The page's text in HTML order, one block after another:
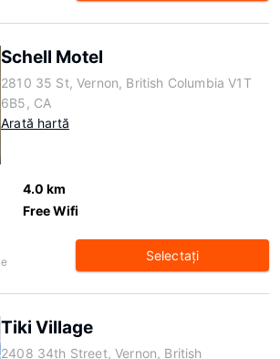
Schell Motel
2810 35 St, Vernon, British Columbia V1T
6B5, CA
Arată hartă
4.0 km
Free Wifi
Selectaţi
Tiki Village
2408 34th Street, Vernon, British